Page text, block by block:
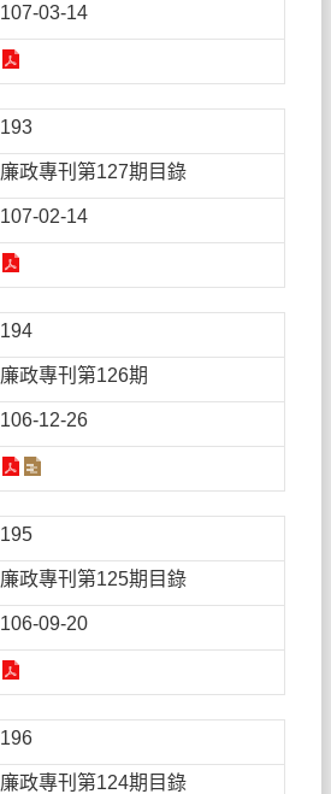
107-03-14
193
廉政專刊第127期目錄
107-02-14
194
廉政專刊第126期
106-12-26
195
廉政專刊第125期目錄
106-09-20
196
廉政專刊第124期目錄